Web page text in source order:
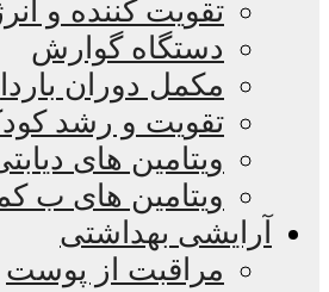
تقویت کننده و
دستگاه گوارش
مکمل دوران
تقویت و رشد
ویتامین های
ویتامین های ب
آرایشی بهداشتی
مراقبت از پوست